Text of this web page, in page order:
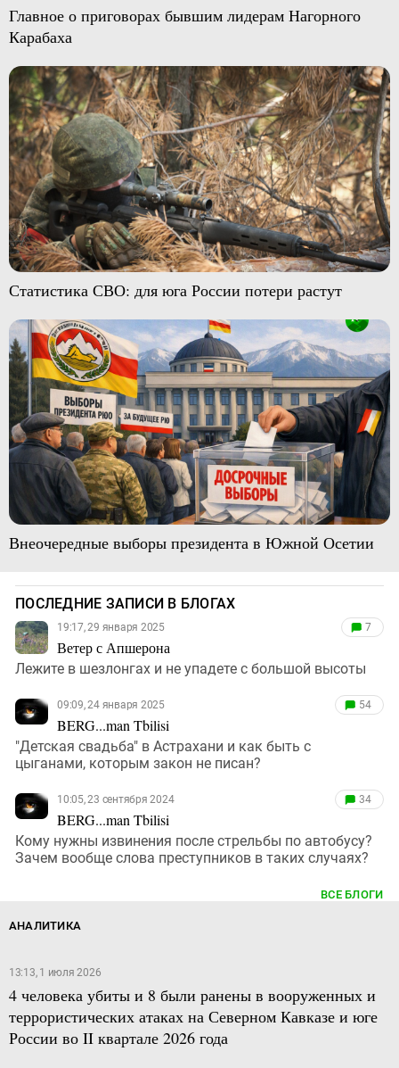
Главное о приговорах бывшим лидерам Нагорного
Карабаха
Статистика СВО: для юга России потери растут
Внеочередные выборы президента в Южной Осетии
ПОСЛЕДНИЕ ЗАПИСИ В БЛОГАХ
19:17, 29 января 2025
Ветер с Апшерона
7
Лежите в шезлонгах и не упадете с большой высоты
09:09, 24 января 2025
BERG...man Tbilisi
54
"Детская свадьба" в Астрахани и как быть с
цыганами, которым закон не писан?
10:05, 23 сентября 2024
BERG...man Tbilisi
34
Кому нужны извинения после стрельбы по автобусу?
Зачем вообще слова преступников в таких случаях?
ВСЕ БЛОГИ
АНАЛИТИКА
13:13, 1 июля 2026
4 человека убиты и 8 были ранены в вооруженных и
террористических атаках на Северном Кавказе и юге
России во II квартале 2026 года